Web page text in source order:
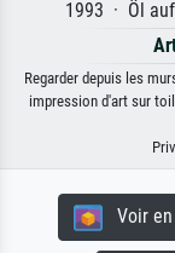
1993 · Öl
Regarder depuis les
impression d'art sur
Voir en